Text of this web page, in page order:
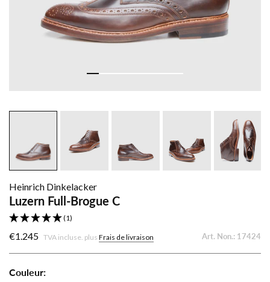
Heinrich Dinkelacker
Luzern Full-Brogue C
(1)
€1.245 TVA incluse. plus Frais de livraison Art. Non.: 17424
Couleur: